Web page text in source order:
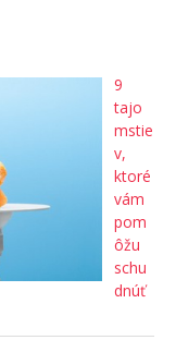
9
tajo
mstie
v,
ktoré
vám
pom
ôžu
schu
dnúť